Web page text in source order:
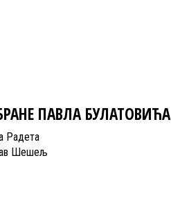
ПАВЛА БУЛАТОВИЋА
Радета
Шешељ